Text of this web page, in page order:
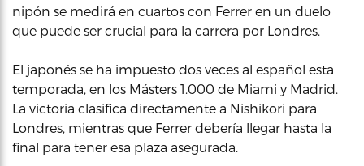
nipón se medirá en cuartos con Ferrer en un duelo
que puede ser crucial para la carrera por Londres.
El japonés se ha impuesto dos veces al español esta
temporada, en los Másters 1.000 de Miami y Madrid.
La victoria clasifica directamente a Nishikori para
Londres, mientras que Ferrer debería llegar hasta la
final para tener esa plaza asegurada.